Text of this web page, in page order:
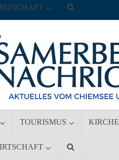
TOURISMUS KIRCHE